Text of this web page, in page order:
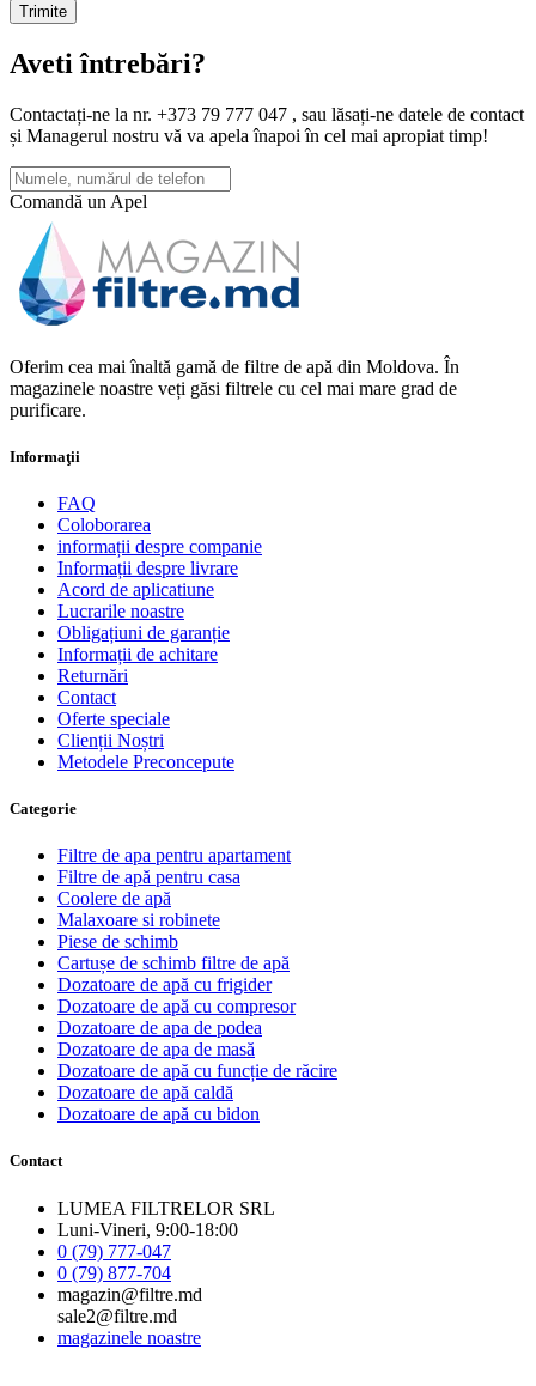
Trimite
Aveti întrebări?
Contactați-ne la nr. +373 79 777 047 , sau lăsați-ne datele de contact
și Managerul nostru vă va apela înapoi în cel mai apropiat timp!
Comandă un Apel
Oferim cea mai înaltă gamă de filtre de apă din Moldova. În
magazinele noastre veți găsi filtrele cu cel mai mare grad de
purificare.
Informaţii
FAQ
Coloborarea
informații despre companie
Informații despre livrare
Acord de aplicatiune
Lucrarile noastre
Obligațiuni de garanție
Informații de achitare
Returnări
Contact
Oferte speciale
Clienții Noștri
Metodele Preconcepute
Сategorie
Filtre de apa pentru apartament
Filtre de apă pentru casa
Coolere de apă
Malaxoare si robinete
Piese de schimb
Cartușe de schimb filtre de apă
Dozatoare de apă cu frigider
Dozatoare de apă cu compresor
Dozatoare de apa de podea
Dozatoare de apa de masă
Dozatoare de apă cu funcție de răcire
Dozatoare de apă caldă
Dozatoare de apă cu bidon
Contact
LUMEA FILTRELOR SRL
Luni-Vineri, 9:00-18:00
0 (79) 777-047
0 (79) 877-704
magazin@filtre.md
sale2@filtre.md
magazinele noastre